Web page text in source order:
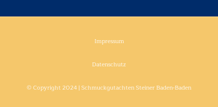
© Copyright 2024 | Schmuckgutachten Steiner Baden-Baden
Impressum
Datenschutz